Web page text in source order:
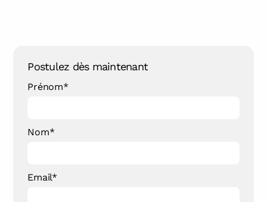
Postulez dès maintenant
Prénom*
Nom*
Email*